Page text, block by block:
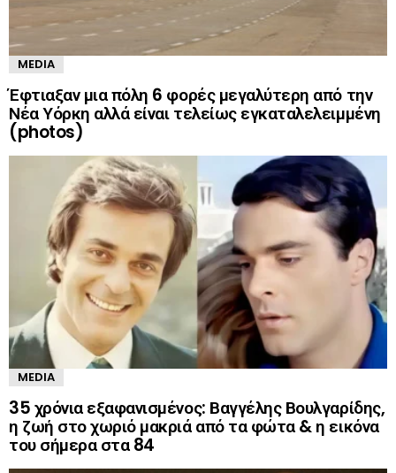
MEDIA
Έφτιαξαν μια πόλη 6 φορές μεγαλύτερη από την
Νέα Υόρκη αλλά είναι τελείως εγκαταλελειμμένη
(photos)
MEDIA
35 χρόνια εξαφανισμένος: Βαγγέλης Βουλγαρίδης,
η ζωή στο χωριό μακριά από τα φώτα & η εικόνα
του σήμερα στα 84